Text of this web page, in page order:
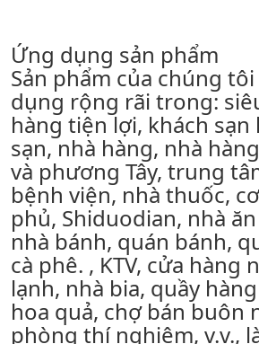
Ứng dụng sản phẩm
Sản phẩm của chúng
dụng rộng rãi trong:
hàng tiện lợi, khách sạn
sạn, nhà hàng, nhà
và phương Tây, trung
bệnh viện, nhà thuốc,
phủ, Shiduodian, nhà
nhà bánh, quán bánh,
cà phê. , KTV, cửa hàng
lạnh, nhà bia, quầy
hoa quả, chợ bán buôn
phòng thí nghiệm, v.v.,